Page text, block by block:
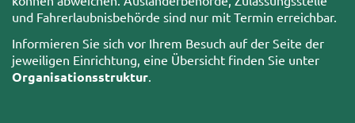
und Fahrerlaubnisbehörde sind nur mit Termin erreichbar.
Informieren Sie sich vor Ihrem Besuch auf der Seite der
jeweiligen Einrichtung, eine Übersicht finden Sie unter
Organisationsstruktur.